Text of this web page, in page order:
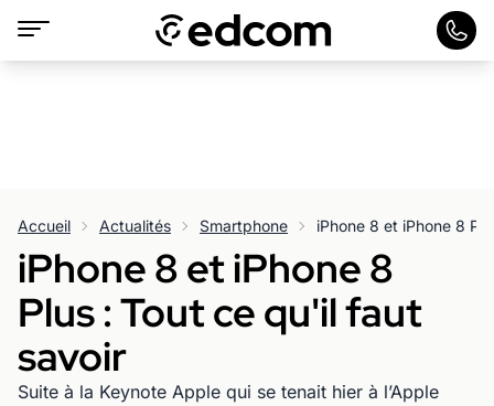
Accueil Actualités Smartphone iPhone 8 et iPhone 8
iPhone 8 et iPhone 8
Plus : Tout ce qu'il faut
savoir
Suite à la Keynote Apple qui se tenait hier à l’Apple